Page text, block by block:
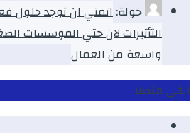
خولة:اتمني ان توجد حلول
الثأثيرات لان حتي الموسسات
واسعة من العمال
ابقى متصلا